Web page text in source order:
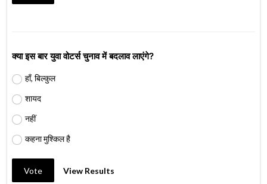
क्या इस बार युवा वोटर्स चुनाव में बदलाव लाएंगे?
हाँ, बिल्कुल
शायद
नहीं
कहना मुश्किल है
Vote View Results